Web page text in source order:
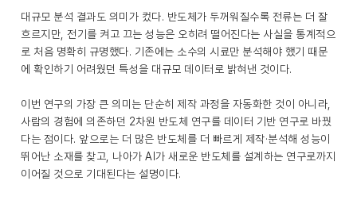
대규모 분석 결과도 의미가 컸다. 반도체가 두꺼워질수록 전류는 더 잘
흐르지만, 전기를 켜고 끄는 성능은 오히려 떨어진다는 사실을 통계적으
로 처음 명확히 규명했다. 기존에는 소수의 시료만 분석해야 했기 때문
에 확인하기 어려웠던 특성을 대규모 데이터로 밝혀낸 것이다.
이번 연구의 가장 큰 의미는 단순히 제작 과정을 자동화한 것이 아니라,
사람의 경험에 의존하던 2차원 반도체 연구를 데이터 기반 연구로 바꿨
다는 점이다. 앞으로는 더 많은 반도체를 더 빠르게 제작·분석해 성능이
뛰어난 소재를 찾고, 나아가 AI가 새로운 반도체를 설계하는 연구로까지
이어질 것으로 기대된다는 설명이다.